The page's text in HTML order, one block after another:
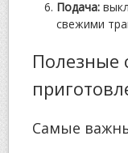
Подача:
свежими
Полезные
Самые